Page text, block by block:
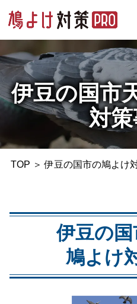
伊豆の国市
対策
TOP ＞伊豆の国市の鳩よけ
伊豆の
鳩よけ